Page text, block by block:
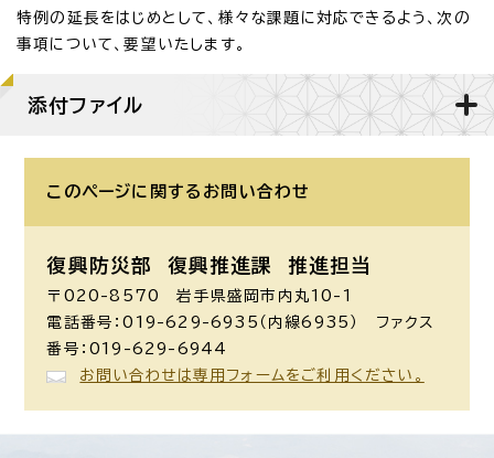
特例の延長をはじめとして、様々な課題に対応できるよう、次の
事項について、要望いたします。
添付ファイル
このページに関する お問い合わせ
復興防災部 復興推進課 推進担当
〒020-8570 岩手県盛岡市内丸10-1
電話番号：019-629-6935（内線6935） ファクス
番号：019-629-6944
お問い合わせは専用フォームをご利用ください。